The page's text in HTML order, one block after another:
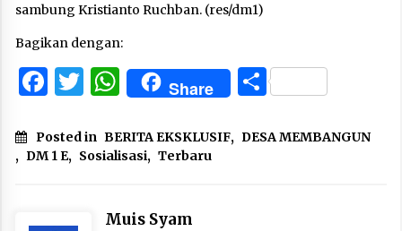
sambung Kristianto Ruchban. (res/dm1)
Bagikan dengan:
Facebook
Twitter
WhatsApp
Share Share
Posted in BERITA EKSKLUSIF, DESA MEMBANGUN
, DM 1 E, Sosialisasi, Terbaru
Muis Syam